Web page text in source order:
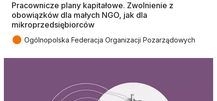
Pracownicze plany kapitałowe. Zwolnienie z
obowiązków dla małych NGO, jak dla
mikroprzedsiębiorców
● Ogólnopolska Federacja Organizacji Pozarządowych